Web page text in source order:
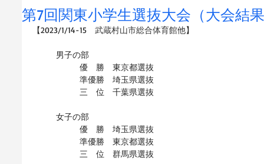
第7回関東小学生選抜大会（大会結
【2023/1/14-15 武蔵村山市総合体育館他】
男子の部
優　勝　東京都選抜
準優勝　埼玉県選抜
三　位　千葉県選抜
女子の部
優　勝　埼玉県選抜
準優勝　東京都選抜
三　位　群馬県選抜